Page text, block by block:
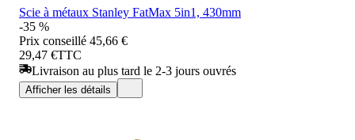
Scie à métaux Stanley FatMax 5in1, 430mm
-35 %
Prix conseillé 45,66 €
29,47 €TTC
Livraison au plus tard le 2-3 jours ouvrés
Afficher les détails